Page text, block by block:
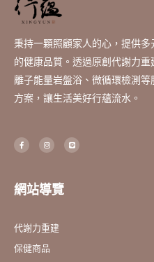
秉持一顆照顧家人的心，提供
的健康品質。透過原創代謝力
離子能量岩盤浴、微循環檢測
方案，讓生活美好行蘊流水。
F
a
c
k
-
I
n
s
a
m
L
i
n
網站導覽
代謝力重建
保健商品